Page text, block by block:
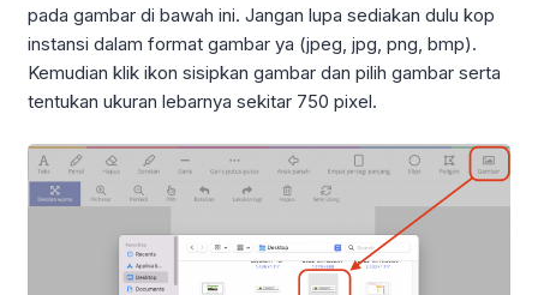
pada gambar di bawah ini. Jangan lupa sediakan dulu kop
instansi dalam format gambar ya (jpeg, jpg, png, bmp).
Kemudian klik ikon sisipkan gambar dan pilih gambar serta
tentukan ukuran lebarnya sekitar 750 pixel.